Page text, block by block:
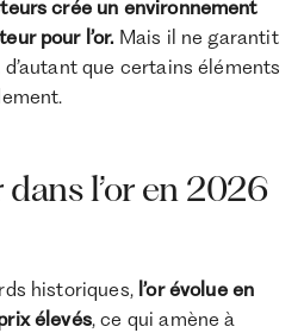
crée un environnement
pour l’or. Mais il ne garantit
que certains éléments
l’or en 2026
historiques, l’or évolue en
élevés, ce qui amène à